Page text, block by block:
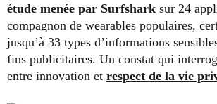
étude menée par Surfshark sur 24
compagnon de wearables populaires,
jusqu’à 33 types d’informations
fins publicitaires. Un constat qui
entre innovation et respect de la vie